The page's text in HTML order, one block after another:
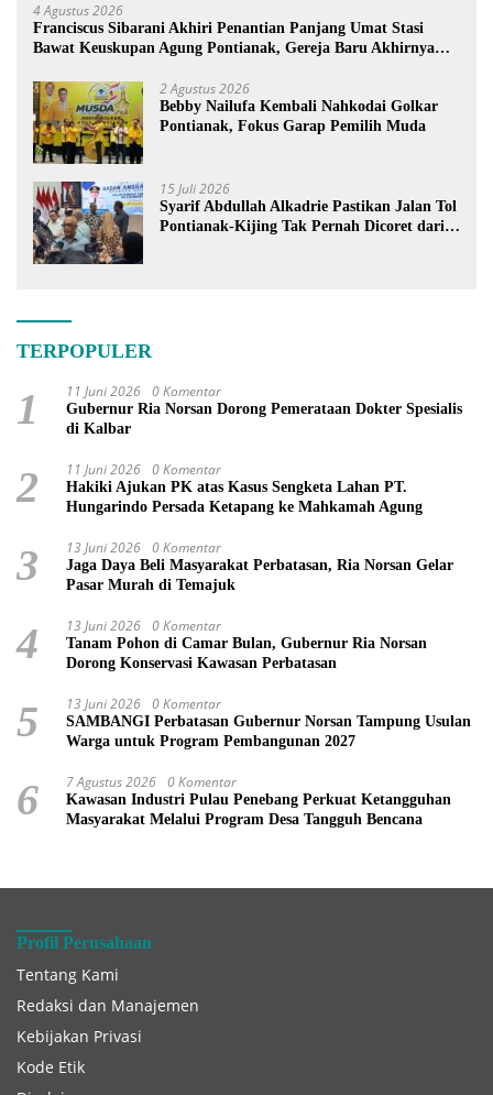
4 Agustus 2026
Franciscus Sibarani Akhiri Penantian Panjang Umat Stasi
Bawat Keuskupan Agung Pontianak, Gereja Baru Akhirnya
2 Agustus 2026
Bebby Nailufa Kembali Nahkodai Golkar
Pontianak, Fokus Garap Pemilih Muda
15 Juli 2026
Syarif Abdullah Alkadrie Pastikan Jalan Tol
Pontianak-Kijing Tak Pernah Dicoret dari
TERPOPULER
1 11 Juni 2026 0 Komentar
Gubernur Ria Norsan Dorong Pemerataan Dokter Spesialis
di Kalbar
2 11 Juni 2026 0 Komentar
Hakiki Ajukan PK atas Kasus Sengketa Lahan PT.
Hungarindo Persada Ketapang ke Mahkamah Agung
3 13 Juni 2026 0 Komentar
Jaga Daya Beli Masyarakat Perbatasan, Ria Norsan Gelar
Pasar Murah di Temajuk
4 13 Juni 2026 0 Komentar
Tanam Pohon di Camar Bulan, Gubernur Ria Norsan
Dorong Konservasi Kawasan Perbatasan
5 13 Juni 2026 0 Komentar
SAMBANGI Perbatasan Gubernur Norsan Tampung Usulan
Warga untuk Program Pembangunan 2027
6 7 Agustus 2026 0 Komentar
Kawasan Industri Pulau Penebang Perkuat Ketangguhan
Masyarakat Melalui Program Desa Tangguh Bencana
Profil Perusahaan
Tentang Kami
Redaksi dan Manajemen
Kebijakan Privasi
Kode Etik